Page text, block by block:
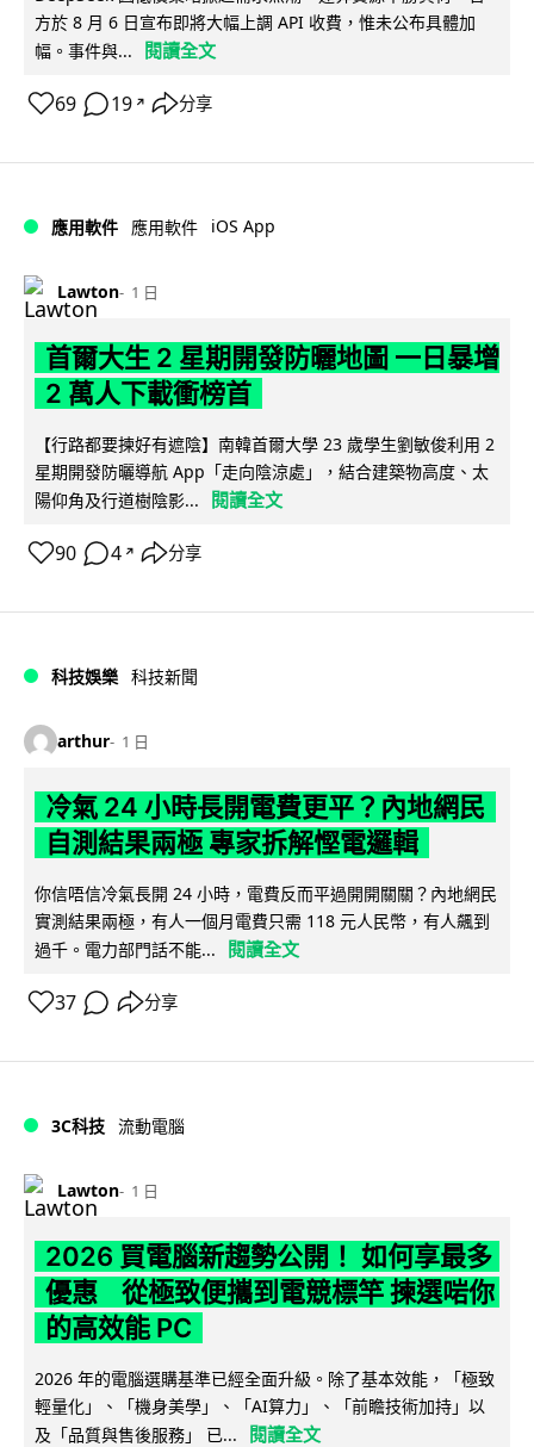
方於 8 月 6 日宣布即將大幅上調 API 收費，惟未公布具體加
幅。事件與...
閱讀全文
69 19 ↗ 分享
應用軟件 應用軟件 iOS App
Lawton 1 日
首爾大生 2 星期開發防曬地圖 一日暴增
2 萬人下載衝榜首
【行路都要揀好有遮陰】南韓首爾大學 23 歲學生劉敏俊利用 2
星期開發防曬導航 App「走向陰涼處」，結合建築物高度、太
陽仰角及行道樹陰影...
閱讀全文
90 4 ↗ 分享
科技娛樂 科技新聞
arthur 1 日
冷氣 24 小時長開電費更平？內地網民
自測結果兩極 專家拆解慳電邏輯
你信唔信冷氣長開 24 小時，電費反而平過開開關關？內地網民
實測結果兩極，有人一個月電費只需 118 元人民幣，有人飆到
過千。電力部門話不能...
閱讀全文
37 分享
3C科技 流動電腦
Lawton 1 日
2026 買電腦新趨勢公開！ 如何享最多
優惠 從極致便攜到電競標竿 揀選啱你
的高效能 PC
2026 年的電腦選購基準已經全面升級。除了基本效能，「極致
輕量化」、「機身美學」、「AI算力」、「前瞻技術加持」以
及「品質與售後服務」 已...
閱讀全文